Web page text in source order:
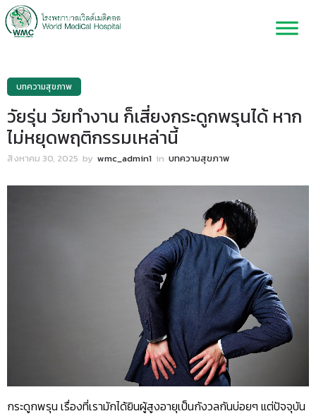
บทความสุขภาพ
วัยรุ่น วัยทำงาน ก็เสี่ยงกระดูกพรุนได้ หาก
ไม่หยุดพฤติกรรมเหล่านี้
สิงหาคม 30, 2025 by wmc_admin1 in บทความสุขภาพ
กระดูกพรุน เรื่องที่เรามักได้ยินผู้สูงอายุเป็นกังวลกันบ่อยๆ แต่ปัจจุบัน